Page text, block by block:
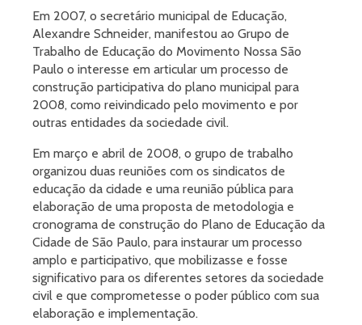
Em 2007, o secretário municipal de Educação,
Alexandre Schneider, manifestou ao Grupo de
Trabalho de Educação do Movimento Nossa São
Paulo o interesse em articular um processo de
construção participativa do plano municipal para
2008, como reivindicado pelo movimento e por
outras entidades da sociedade civil.
Em março e abril de 2008, o grupo de trabalho
organizou duas reuniões com os sindicatos de
educação da cidade e uma reunião pública para
elaboração de uma proposta de metodologia e
cronograma de construção do Plano de Educação da
Cidade de São Paulo, para instaurar um processo
amplo e participativo, que mobilizasse e fosse
significativo para os diferentes setores da sociedade
civil e que comprometesse o poder público com sua
elaboração e implementação.